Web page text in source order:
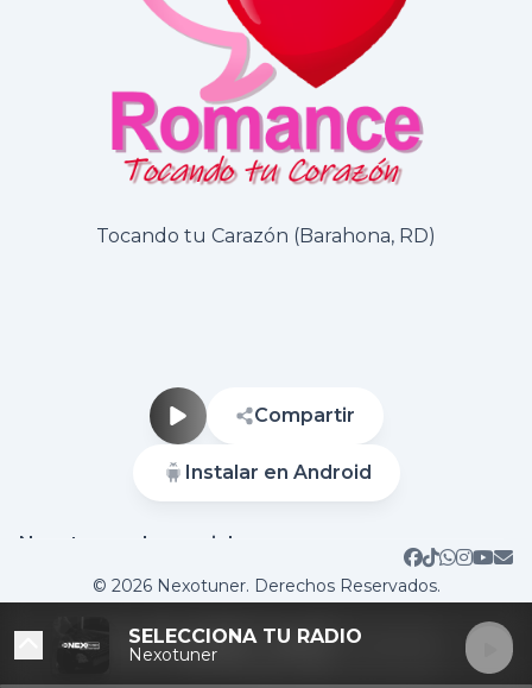
Tocando tu Carazón (Barahona, RD)
Compartir
Instalar en Android
Nuestras redes sociales
Sitio web Contactar
© 2026 Nexotuner. Derechos Reservados.
SELECCIONA TU RADIO
Nexotuner